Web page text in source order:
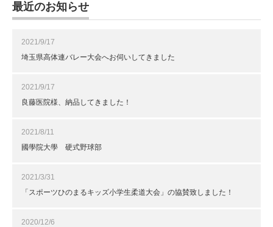
最近のお知らせ
2021/9/17
埼玉県高体連バレー大会へお伺いしてきました
2021/9/17
良藤医院様、納品してきました！
2021/8/11
國學院大學 硬式野球部
2021/3/31
「スポーツひのまるキッズ小学生柔道大会」の協賛致しました！
2020/12/6